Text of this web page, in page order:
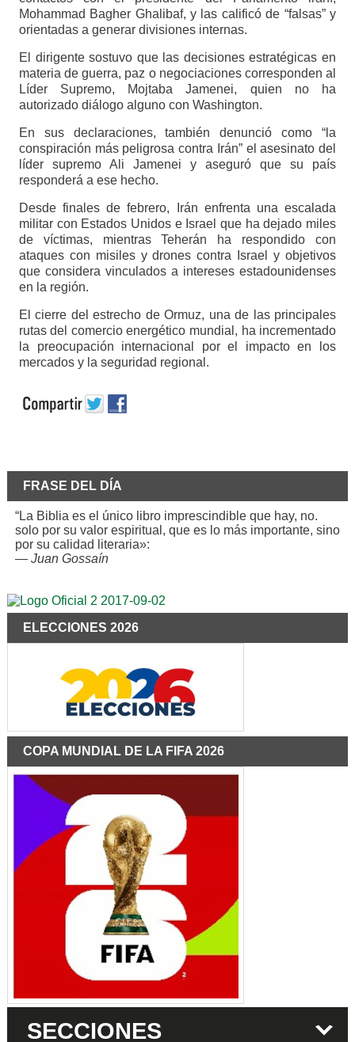
Mohammad Bagher Ghalibaf, y las calificó de “falsas” y
orientadas a generar divisiones internas.
El dirigente sostuvo que las decisiones estratégicas en
materia de guerra, paz o negociaciones corresponden al
Líder Supremo, Mojtaba Jamenei, quien no ha
autorizado diálogo alguno con Washington.
En sus declaraciones, también denunció como “la
conspiración más peligrosa contra Irán” el asesinato del
líder supremo Ali Jamenei y aseguró que su país
responderá a ese hecho.
Desde finales de febrero, Irán enfrenta una escalada
militar con Estados Unidos e Israel que ha dejado miles
de víctimas, mientras Teherán ha respondido con
ataques con misiles y drones contra Israel y objetivos
que considera vinculados a intereses estadounidenses
en la región.
El cierre del estrecho de Ormuz, una de las principales
rutas del comercio energético mundial, ha incrementado
la preocupación internacional por el impacto en los
mercados y la seguridad regional.
FRASE DEL DÍA
“La Biblia es el único libro imprescindible que hay, no.
solo por su valor espiritual, que es lo más importante, sino
por su calidad literaria»:
— Juan Gossaín
ELECCIONES 2026
COPA MUNDIAL DE LA FIFA 2026
SECCIONES